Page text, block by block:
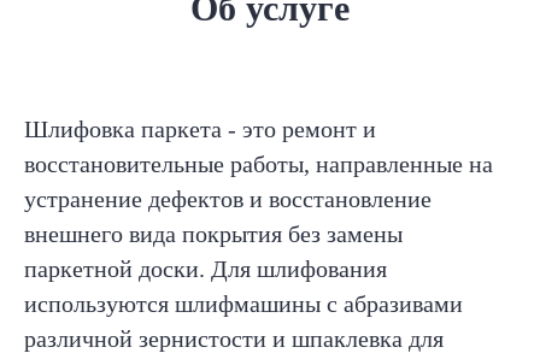
Шлифовка паркета - это ремонт и
восстановительные работы, направленные на
устранение дефектов и восстановление
внешнего вида покрытия без замены
паркетной доски. Для шлифования
используются шлифмашины с абразивами
различной зернистости и шпаклевка для